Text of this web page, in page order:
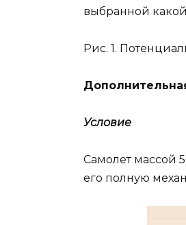
выбранной
Рис. 1.
Условие
Самолет массой
его полную